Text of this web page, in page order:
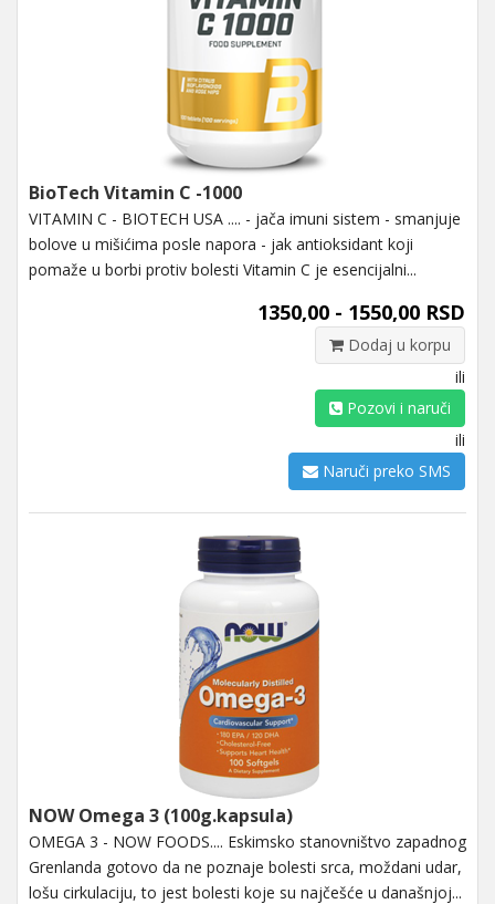
BioTech Vitamin C -1000
VITAMIN C - BIOTECH USA .... - jača imuni sistem - smanjuje
bolove u mišićima posle napora - jak antioksidant koji
pomaže u borbi protiv bolesti Vitamin C je esencijalni...
1350,00 - 1550,00 RSD
Dodaj u korpu
ili
Pozovi i naruči
ili
Naruči preko SMS
NOW Omega 3 (100g.kapsula)
OMEGA 3 - NOW FOODS.... Eskimsko stanovništvo zapadnog
Grenlanda gotovo da ne poznaje bolesti srca, moždani udar,
lošu cirkulaciju, to jest bolesti koje su najčešće u današnjoj...